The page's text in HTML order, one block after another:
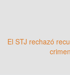
El STJ rechazó